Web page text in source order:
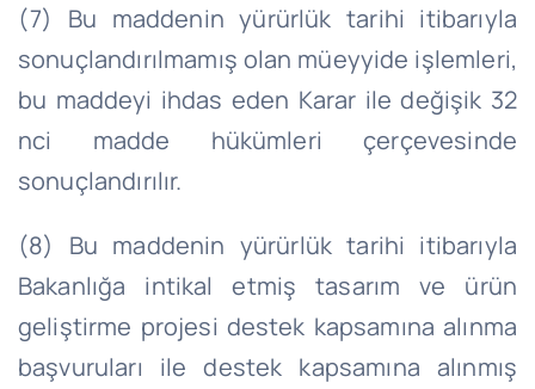
(7) Bu maddenin yürürlük tarihi itibarıyla
sonuçlandırılmamış olan müeyyide işlemleri,
bu maddeyi ihdas eden Karar ile değişik 32
nci madde hükümleri çerçevesinde
sonuçlandırılır.
(8) Bu maddenin yürürlük tarihi itibarıyla
Bakanlığa intikal etmiş tasarım ve ürün
geliştirme projesi destek kapsamına alınma
başvuruları ile destek kapsamına alınmış